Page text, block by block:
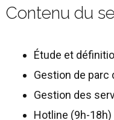
Contenu du
Étude et
Gestion de parc
Gestion des
Hotline (9h-18h)